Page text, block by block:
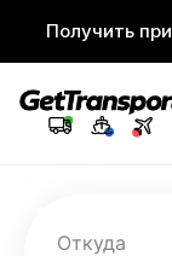
Получить
Откуда